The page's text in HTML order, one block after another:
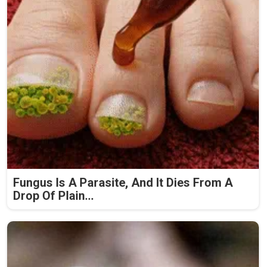
Fungus Is A Parasite, And It Dies From A
Drop Of Plain...